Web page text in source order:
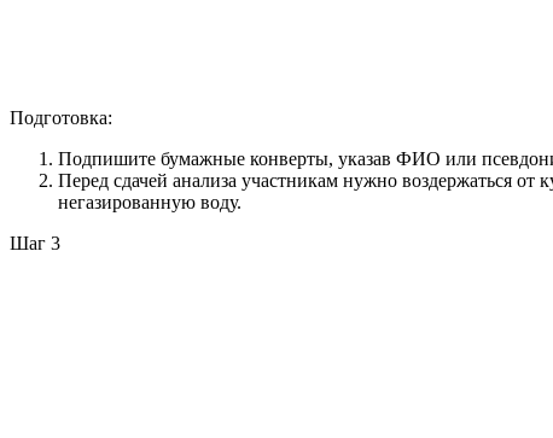
Подготовка:
Подпишите бумажные конверты, указав ФИО или
Перед сдачей анализа участникам нужно воздержаться
негазированную воду.
Шаг 3